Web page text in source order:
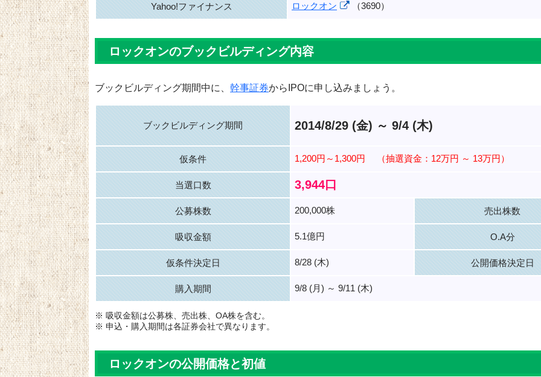
Yahoo!ファイナンス ロックオン （3690）
ロックオンのブックビルディング内容
ブックビルディング期間中に、 幹事証券からIPOに申し込みましょう。
ブックビルディング期間 2014/8/29 (金) ～ 9/4 (木)
仮条件 1,200円～1,300円 （抽選資金：12万円 ～ 13万円）
当選口数 3,944口
公募株数 200,000株 売出株数
吸収金額 5.1億円 O.A分
仮条件決定日 8/28 (木) 公開価格決定日
購入期間 9/8 (月) ～ 9/11 (木)
※ 吸収金額は公募株、売出株、OA株を含む。
※ 申込・購入期間は各証券会社で異なります。
ロックオンの公開価格と初値